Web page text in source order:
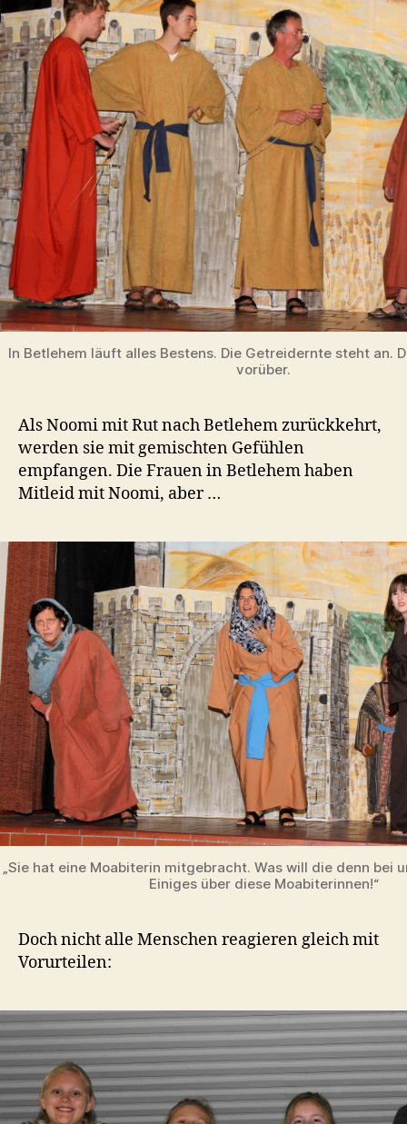
In Betlehem läuft alles Bestens. Die Getreidernte steht an.
vorüber.
Als Noomi mit Rut nach Betlehem zurückkehrt,
werden sie mit gemischten Gefühlen
empfangen. Die Frauen in Betlehem haben
Mitleid mit Noomi, aber …
„Sie hat eine Moabiterin mitgebracht. Was will die denn bei
Einiges über diese Moabiterinnen!“
Doch nicht alle Menschen reagieren gleich mit
Vorurteilen: